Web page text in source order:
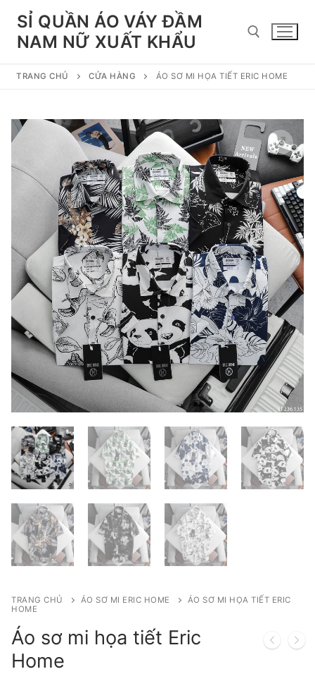
Chuyển
đếnSỈ QUẦN ÁO VÁY ĐẦM
NAM NỮ XUẤT KHẨU
TRANG CHỦ CỬA HÀNG ÁO SƠ MI HỌA TIẾT ERIC HOME
TRANG CHỦ ÁO SƠ MI ERIC HOME
ÁO SƠ MI HỌA TIẾT ERIC
HOME
Áo sơ mi họa tiết Eric
Home